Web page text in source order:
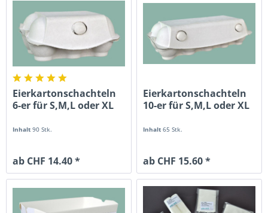
Eierkartonschachteln
6-er für S,M,L oder XL
Inhalt90 Stk.
ab CHF 14.40 *
Eierkartonschachteln
10-er für S,M,L oder XL
Inhalt65 Stk.
ab CHF 15.60 *